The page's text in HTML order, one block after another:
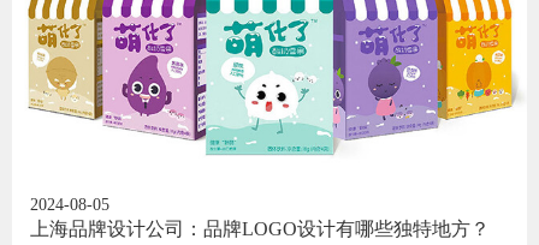
2024-08-05
上海品牌设计公司：品牌LOGO设计有哪些独特地方？